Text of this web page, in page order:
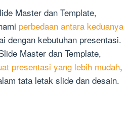
Master dan Template,
perbedaan antara keduanya
dengan kebutuhan presentasi.
Master dan Template,
presentasi yang lebih mudah,
tata letak slide dan desain.